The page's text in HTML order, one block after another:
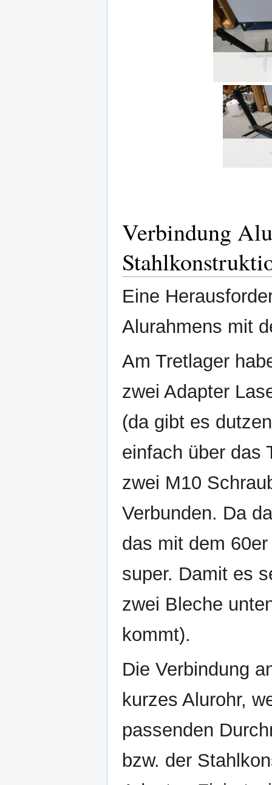
Verbindung
Eine
Alurahmens mit
Am Tretlager
zwei Adapter
(da gibt es
einfach über das
zwei M10
Verbunden. Da
das mit dem
super. Damit es
zwei Bleche
kommt).
Die Verbindung
kurzes Alurohr,
passenden
bzw. der